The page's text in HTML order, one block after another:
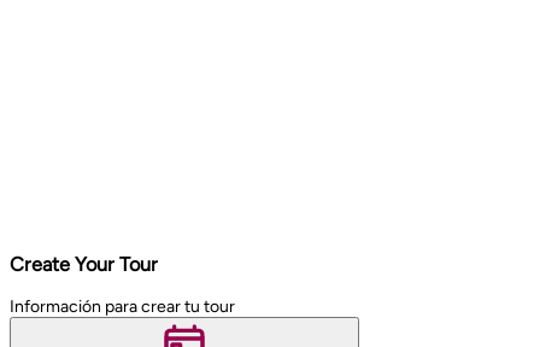
Create Your Tour
Información para crear tu tour